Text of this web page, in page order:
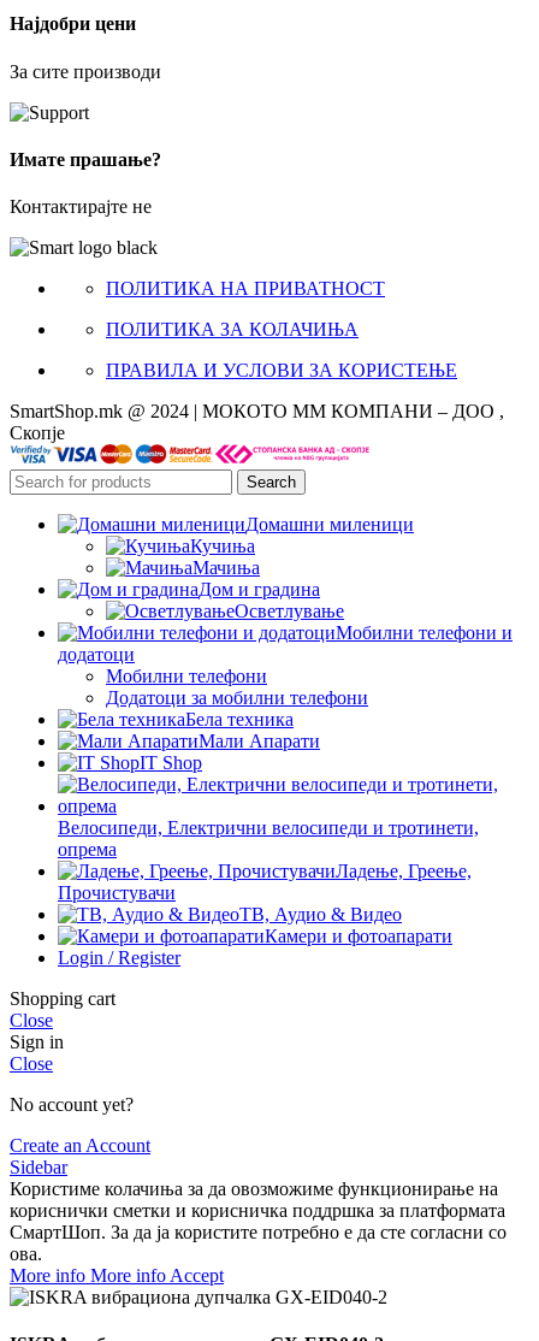
Најдобри цени
За сите производи
Имате прашање?
Контактирајте не
ПОЛИТИКА НА ПРИВАТНОСТ
ПОЛИТИКА ЗА КОЛАЧИЊА
ПРАВИЛА И УСЛОВИ ЗА КОРИСТЕЊЕ
SmartShop.mk @ 2024 | МОКОТО ММ КОМПАНИ – ДОО ,
Скопје
Search
Домашни миленици
Кучиња
Мачиња
Дом и градина
Осветлување
Мобилни телефони и
додатоци
Мобилни телефони
Додатоци за мобилни телефони
Бела техника
Мали Апарати
IT Shop
Велосипеди, Електрични велосипеди и тротинети,
опрема
Ладење, Греење,
Прочистувачи
ТВ, Аудио & Видео
Камери и фотоапарати
Login / Register
Shopping cart
Close
Sign in
Close
No account yet?
Create an Account
Sidebar
Користиме колачиња за да овозможиме функционирање на
кориснички сметки и корисничка поддршка за платформата
СмартШоп. За да ја користите потребно е да сте согласни со
ова.
More info More info Accept